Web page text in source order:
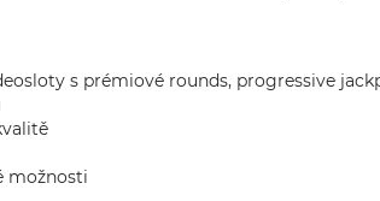
s prémiové rounds, progressive
možnosti